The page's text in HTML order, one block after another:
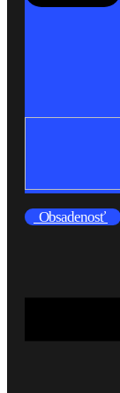
Obsadenosť